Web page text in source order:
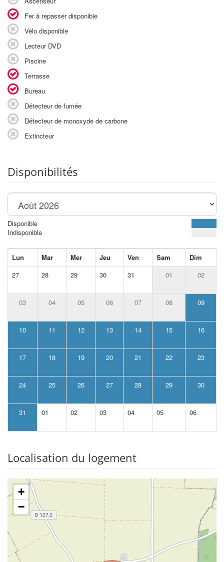
Fer à repasser disponible
Vélo disponible
Lecteur DVD
Piscine
Terrasse
Bureau
Détecteur de fumée
Détecteur de monoxyde de carbone
Extincteur
Disponibilités
Disponible
Indisponible
Lun Mar Mer Jeu Ven Sam
Dim
27
28 29 30 31 01 02
03 04 05 06 07 08 09
10 11 12 13 14 15 16
17 18 19 20 21 22 23
24 25 26 27 28 29 30
31 01 02 03 04 05 06
Localisation du logement
+
−